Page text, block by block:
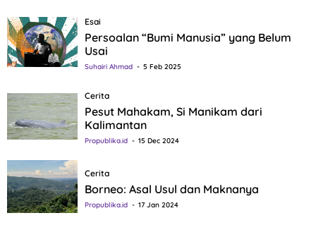
Esai
Persoalan “Bumi Manusia” yang Belum
Usai
Suhairi Ahmad 5 Feb 2025
Cerita
Pesut Mahakam, Si Manikam dari
Kalimantan
Propublika.id 15 Dec 2024
Cerita
Borneo: Asal Usul dan Maknanya
Propublika.id 17 Jan 2024